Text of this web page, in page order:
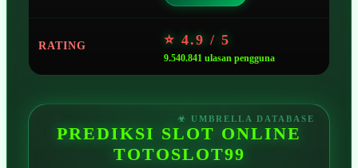
RATING ⭐ 4.9 / 5
9.540.841 ulasan pengguna
PREDIKSI SLOT ONLINE
TOTOSLOT99